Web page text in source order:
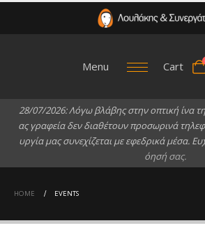
Menu Cart
28/07/2026:Λόγω βλάβης στην οπτική ίνα τη
ας γραφεία δεν διαθέτουν προσωρινά τηλεφ
υργία μας συνεχίζεται με εφεδρικά μέσα. Ευ
όησή σας.
HOME EVENTS